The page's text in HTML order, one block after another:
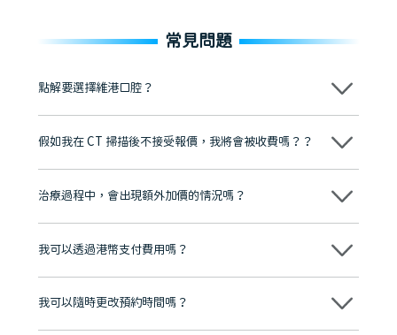
常見問題
點解要選擇維港口腔？
維港口腔踐行「醫道濟世」的大學校訓，各分院匯聚來自香港、內地的
牌」、「2025香港企業領袖品牌」，是諾貝爾種植系統全球放心植牙中
至今已服務超過三十個國家和地區的顧客，受到粵港澳大灣區及周邊城
市市民極高的口碑評價及信任推薦 珠海、深圳設有八大分院，香港亦設
有咨詢及服務保障中心，有任何問題都可以隨時預約免費咨詢，讓人十
假如我在 CT 掃描後不接受報價，我將會被收費嗎？？
不會！只要未開始實際服務之前，你不會被收取任何費用。
治療過程中，會出現額外加價的情況嗎？
不會，治療前我們會詳細說明治療方案及對應的價錢，顧客同意並簽字
我可以透過港幣支付費用嗎？
可以。維港口腔會按照當日匯率轉算收取費用，而匯率會及時告知客人
我可以隨時更改預約時間嗎？
可以，請盡早通過wechat或whatsapp聯絡我們，告知我們你原本預約